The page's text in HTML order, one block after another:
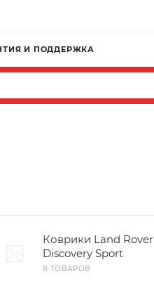
И ПОДДЕРЖКА
Коврики Land Rover
Discovery Sport
8 ТОВАРОВ